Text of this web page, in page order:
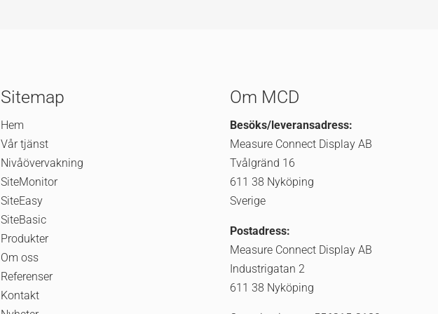
Sitemap
Hem
Vår tjänst
Nivåövervakning
SiteMonitor
SiteEasy
SiteBasic
Produkter
Om oss
Referenser
Kontakt
Om MCD
Besöks/leveransadress:
Measure Connect Display AB
Tvålgränd 16
611 38 Nyköping
Sverige
Postadress:
Measure Connect Display AB
Industrigatan 2
611 38 Nyköping